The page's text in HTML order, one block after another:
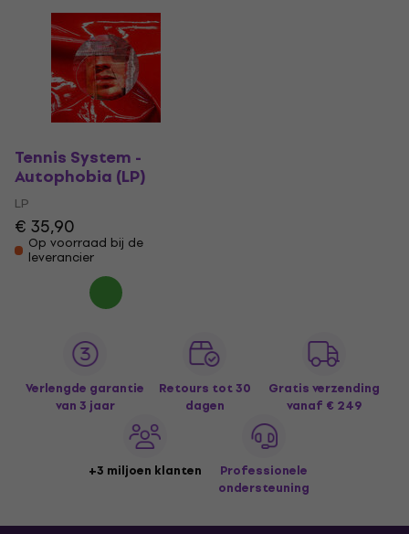
Tennis System -
Autophobia (LP)
LP
€ 35,90
Op voorraad bij de
leverancier
Verlengde garantie
van 3 jaar
Retours tot 30
dagen
Gratis verzending
vanaf € 249
+3 miljoen klanten
Professionele
ondersteuning